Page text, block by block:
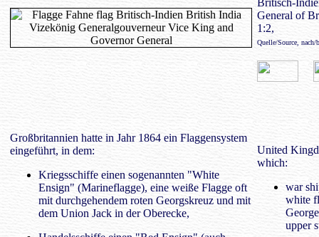
Britisch-
General of
1:2,
Quelle/Source,
Großbritannien hatte in Jahr 1864 ein Flaggensystem
eingeführt, in dem:
Kriegsschiffe einen sogenannten "White
Ensign" (Marineflagge), eine weiße Flagge oft
mit durchgehendem roten Georgskreuz und mit
dem Union Jack in der Oberecke,
United
which:
war
white
upper